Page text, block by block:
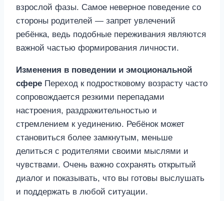
взрослой фазы. Самое неверное поведение со
стороны родителей — запрет увлечений
ребёнка, ведь подобные переживания являются
важной частью формирования личности.
Изменения в поведении и эмоциональной
сфере Переход к подростковому возрасту часто
сопровождается резкими перепадами
настроения, раздражительностью и
стремлением к уединению. Ребёнок может
становиться более замкнутым, меньше
делиться с родителями своими мыслями и
чувствами. Очень важно сохранять открытый
диалог и показывать, что вы готовы выслушать
и поддержать в любой ситуации.